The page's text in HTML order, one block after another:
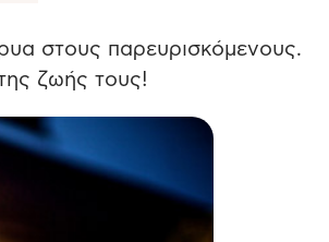
στους παρευρισκόμενους.
ζωής τους!